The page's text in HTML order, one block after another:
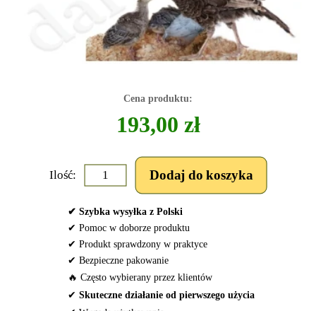
Cena produktu:
193,00 zł
Ilość:
✔ Szybka wysyłka z Polski
✔ Pomoc w doborze produktu
✔ Produkt sprawdzony w praktyce
✔ Bezpieczne pakowanie
🔥 Często wybierany przez klientów
✔ Skuteczne działanie od pierwszego użycia